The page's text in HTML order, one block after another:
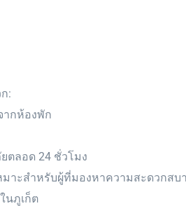
:
ากห้องพัก
ตลอด 24 ชั่วโมง
าะสำหรับผู้ที่มองหาความสะดวกส
นภูเก็ต